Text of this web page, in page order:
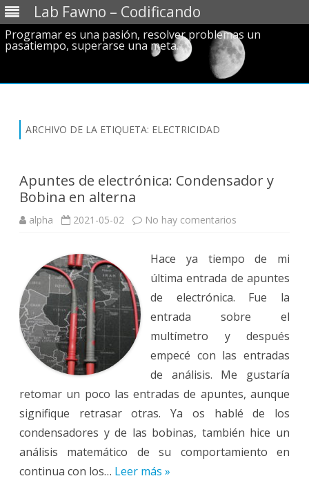
Lab Fawno – Codificando
Programar es una pasión, resolver problemas un
pasatiempo, superarse una meta.
ARCHIVO DE LA ETIQUETA: ELECTRICIDAD
Apuntes de electrónica: Condensador y
Bobina en alterna
alpha 2021-05-02 No hay comentarios
Condensador
Bobina
alterna
Hace ya tiempo de mi
última entrada de apuntes
de electrónica. Fue la
entrada sobre el
multímetro y después
empecé con las entradas
de análisis. Me gustaría
retomar un poco las entradas de apuntes, aunque
signifique retrasar otras. Ya os hablé de los
condensadores y de las bobinas, también hice un
análisis matemático de su comportamiento en
continua con los… Leer más »